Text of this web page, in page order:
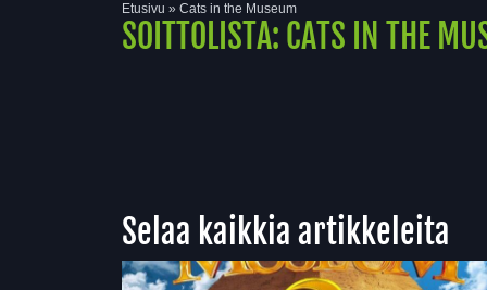
Etusivu » Cats in the Museum
SOITTOLISTA: CATS IN THE
Selaa kaikkia artikkeleita